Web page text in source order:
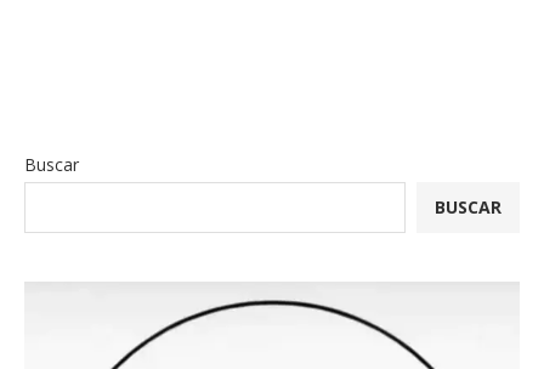
Buscar
BUSCAR